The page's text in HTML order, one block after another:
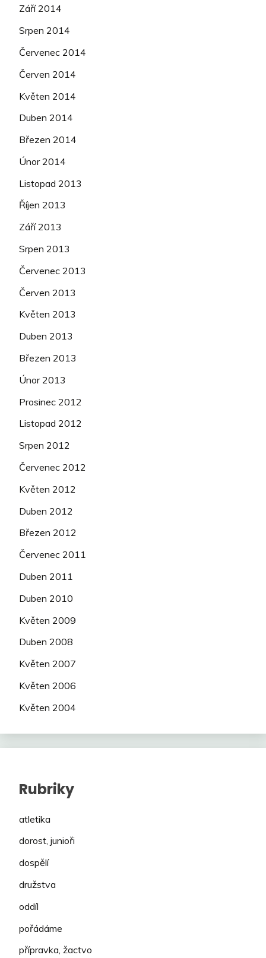
Září 2014
Srpen 2014
Červenec 2014
Červen 2014
Květen 2014
Duben 2014
Březen 2014
Únor 2014
Listopad 2013
Říjen 2013
Září 2013
Srpen 2013
Červenec 2013
Červen 2013
Květen 2013
Duben 2013
Březen 2013
Únor 2013
Prosinec 2012
Listopad 2012
Srpen 2012
Červenec 2012
Květen 2012
Duben 2012
Březen 2012
Červenec 2011
Duben 2011
Duben 2010
Květen 2009
Duben 2008
Květen 2007
Květen 2006
Květen 2004
Rubriky
atletika
dorost, junioři
dospělí
družstva
oddíl
pořádáme
přípravka, žactvo